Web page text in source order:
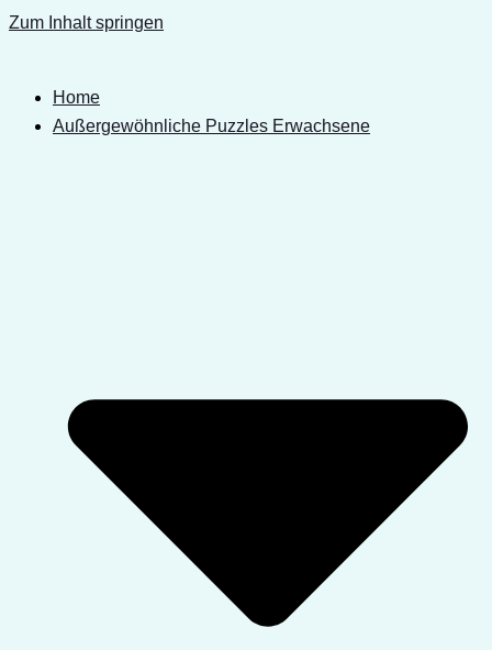
Zum Inhalt springen
Home
Außergewöhnliche Puzzles Erwachsene